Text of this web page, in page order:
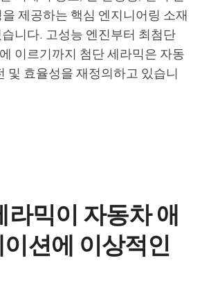
제공하는 핵심 엔지니어링 소재
니다. 고성능 엔진부터 최첨단
이르기까지 첨단 세라믹은 자동
및 효율성을 재정의하고 있습니
라믹이 자동차 애
션에 이상적인